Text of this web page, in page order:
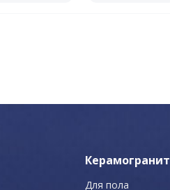
Керамогранит
Для пола